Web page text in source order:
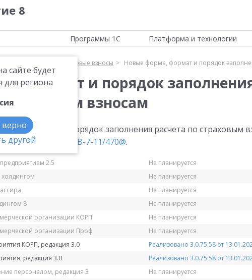
8
сайте будет
для региона
верно
другой
Программы 1С Платформа и технологии
Страховые взносы Новые форма, формат и порядок
формат и порядок
страховым взносам
формат и порядок заполнения расчета по страховым
18.09.2019 № ММВ-7-11/470@.
2.5
Не планируется
холдингом
Не планируется
Не планируется
8
Не планируется
организации КОРП
Не планируется
организации Проф
Не планируется
КОРП, редакция 3.0
Реализовано 3.0.75.58 от
редакция 3.0
Реализовано 3.0.75.58 от
персоналом, редакция 3
Не планируется